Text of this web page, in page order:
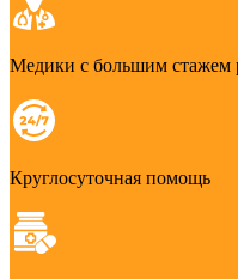
Медики с большим стажем
Круглосуточная помощь